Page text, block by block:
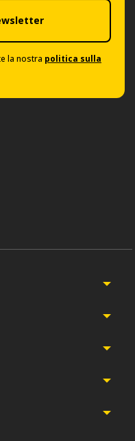
la nostra politica sulla